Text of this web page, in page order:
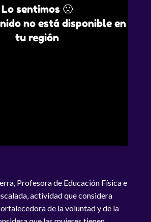
Lo sentimos 🙁
no está disponible en
tu región
Profesora de Educación Física e
actividad que considera
de la voluntad y de la